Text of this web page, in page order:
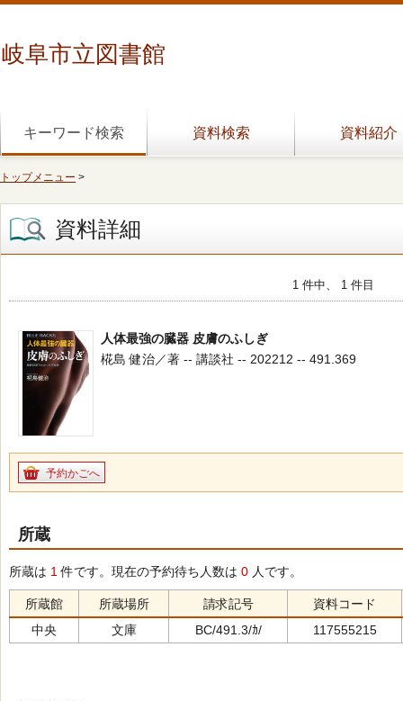
岐阜市立図書館
キーワード検索 資料検索 資料紹介
トップメニュー >
資料詳細
1 件中、 1 件目
人体最強の臓器 皮膚のふしぎ
椛島 健治／著 -- 講談社 -- 202212 -- 491.369
予約かごへ
所蔵
所蔵は 1 件です。現在の予約待ち人数は 0 人です。
所蔵館 所蔵場所 請求記号
資料コード
中央
文庫 BC/491.3/ｶ/ 117555215